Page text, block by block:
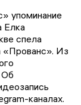
упоминание
Елка
спела
«Прованс». Из
Об
каналах.